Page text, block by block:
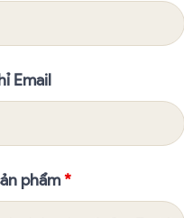
Email
phẩm*